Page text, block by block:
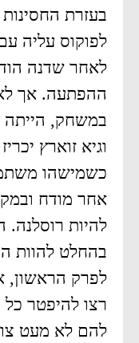
בעזרת
לפוקוס עליה
לאחר שדנה
ההפתעה. אך
במשחק,
וגיא זוארץ
כשמישהו
אחר מודח
להיות רוסלנה.
בהחלט להוות
לפרק הראשון,
רצו להיפטר
להם לא מעט